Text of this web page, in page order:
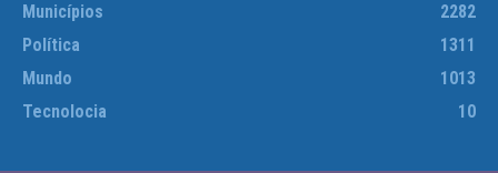
Municípios
2282
Política
1311
Mundo
1013
Tecnolocia
10